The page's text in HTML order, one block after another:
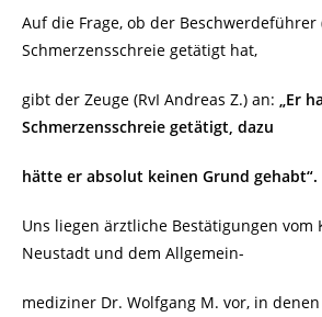
Auf die Frage, ob der Beschwerdeführer
Schmerzensschreie getätigt hat,
gibt der Zeuge (RvI Andreas Z.) an: „Er
Schmerzensschreie getätigt, dazu
hätte er absolut keinen Grund gehabt“.
Uns liegen ärztliche Bestätigungen vom
Neustadt und dem Allgemein-
mediziner Dr. Wolfgang M. vor, in